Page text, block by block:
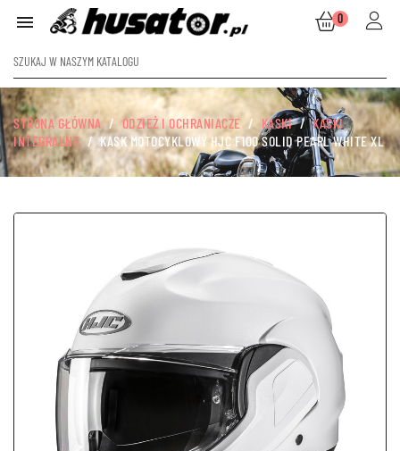
 0
STRONA GŁÓWNA ODZIEŻ I OCHRANIACZE KASKI
KASKI
INTEGRALNE
KASK MOTOCYKLOWY HJC F100 SOLID PEARL WHITE XL